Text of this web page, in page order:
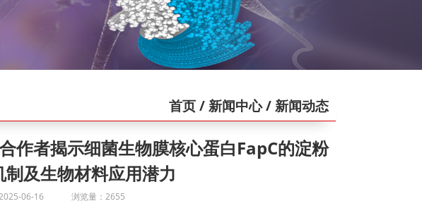
首页/ 新闻中心/ 新闻动态
者揭示细菌生物膜核心蛋白FapC的淀粉
及生物材料应用潜力
06-16 浏览量：2655